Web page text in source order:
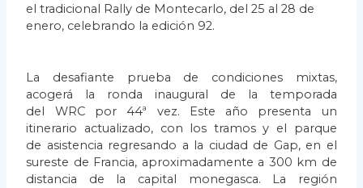
eltradicional Rally de Montecarlo, del 25 al 28 de
enero, celebrando la edición 92.
La desafiante prueba de condiciones mixtas,
acogerá la ronda inaugural de la temporada
del WRC por 44ª vez. Este año presenta un
itinerario actualizado, con los tramos y el parque
de asistencia regresando a la ciudad de Gap, en el
sureste de Francia, aproximadamente a 300 km de
distancia de la capital monegasca. La región